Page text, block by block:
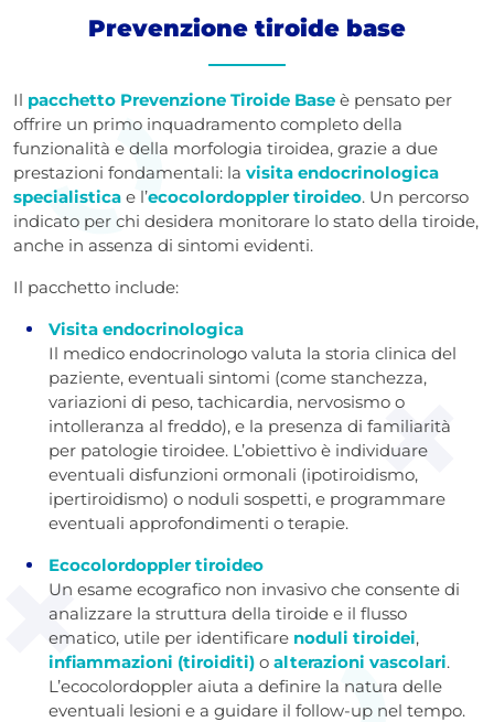
Prevenzione tiroide base
Il pacchetto Prevenzione Tiroide Base è pensato per
offrire un primo inquadramento completo della
funzionalità e della morfologia tiroidea, grazie a due
prestazioni fondamentali: la visita endocrinologica
specialistica e l’ecocolordoppler tiroideo. Un percorso
indicato per chi desidera monitorare lo stato della tiroide,
anche in assenza di sintomi evidenti.
Il pacchetto include:
Visita endocrinologica
Il medico endocrinologo valuta la storia clinica del
paziente, eventuali sintomi (come stanchezza,
variazioni di peso, tachicardia, nervosismo o
intolleranza al freddo), e la presenza di familiarità
per patologie tiroidee. L’obiettivo è individuare
eventuali disfunzioni ormonali (ipotiroidismo,
ipertiroidismo) o noduli sospetti, e programmare
eventuali approfondimenti o terapie.
Ecocolordoppler tiroideo
Un esame ecografico non invasivo che consente di
analizzare la struttura della tiroide e il flusso
ematico, utile per identificare noduli tiroidei,
infiammazioni (tiroiditi) o alterazioni vascolari.
L’ecocolordoppler aiuta a definire la natura delle
eventuali lesioni e a guidare il follow-up nel tempo.